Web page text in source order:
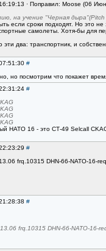
· Поправил: Moose (06
на учение "Черная
если сроки подходят. Но это
самолеты. Хотя-бы для
эти два: транспортник, и
#
но посмотрим что покажет
#
НАТО 16 - это СТ-49 Selcall
#
frq.10315 DHN-66-NATO-16-
#
frq.10315 DHN-66-NATO-16-